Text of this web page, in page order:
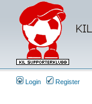
Login Register